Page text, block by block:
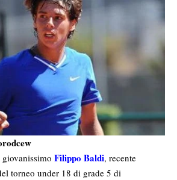
Filippo Baldi, recente
torneo under 18 di grade 5 di